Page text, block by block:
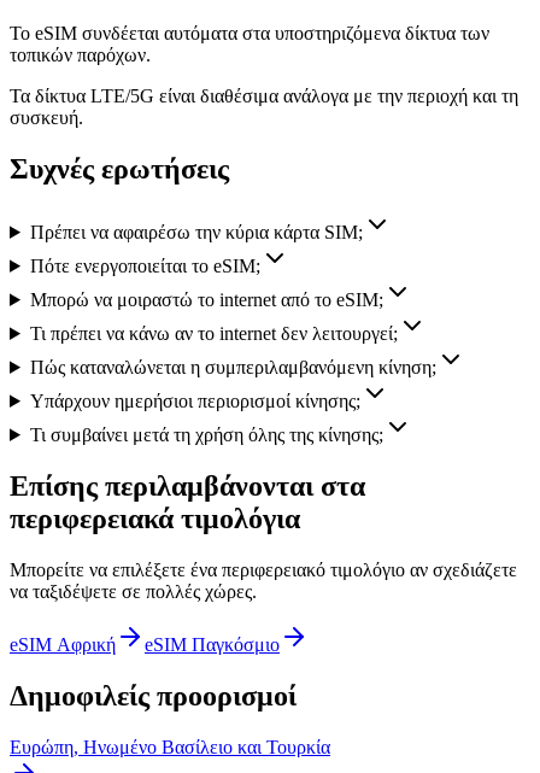
Το eSIM συνδέεται αυτόματα στα υποστηριζόμενα δίκτυα των
τοπικών παρόχων.
Τα δίκτυα LTE/5G είναι διαθέσιμα ανάλογα με την περιοχή και τη
συσκευή.
Συχνές ερωτήσεις
Πρέπει να αφαιρέσω την κύρια κάρτα SIM;
Πότε ενεργοποιείται το eSIM;
Μπορώ να μοιραστώ το internet από το eSIM;
Τι πρέπει να κάνω αν το internet δεν λειτουργεί;
Πώς καταναλώνεται η συμπεριλαμβανόμενη κίνηση;
Υπάρχουν ημερήσιοι περιορισμοί κίνησης;
Τι συμβαίνει μετά τη χρήση όλης της κίνησης;
Επίσης περιλαμβάνονται στα
περιφερειακά τιμολόγια
Μπορείτε να επιλέξετε ένα περιφερειακό τιμολόγιο αν σχεδιάζετε
να ταξιδέψετε σε πολλές χώρες.
eSIM Αφρική eSIM Παγκόσμιο
Δημοφιλείς προορισμοί
Ευρώπη, Ηνωμένο Βασίλειο και Τουρκία